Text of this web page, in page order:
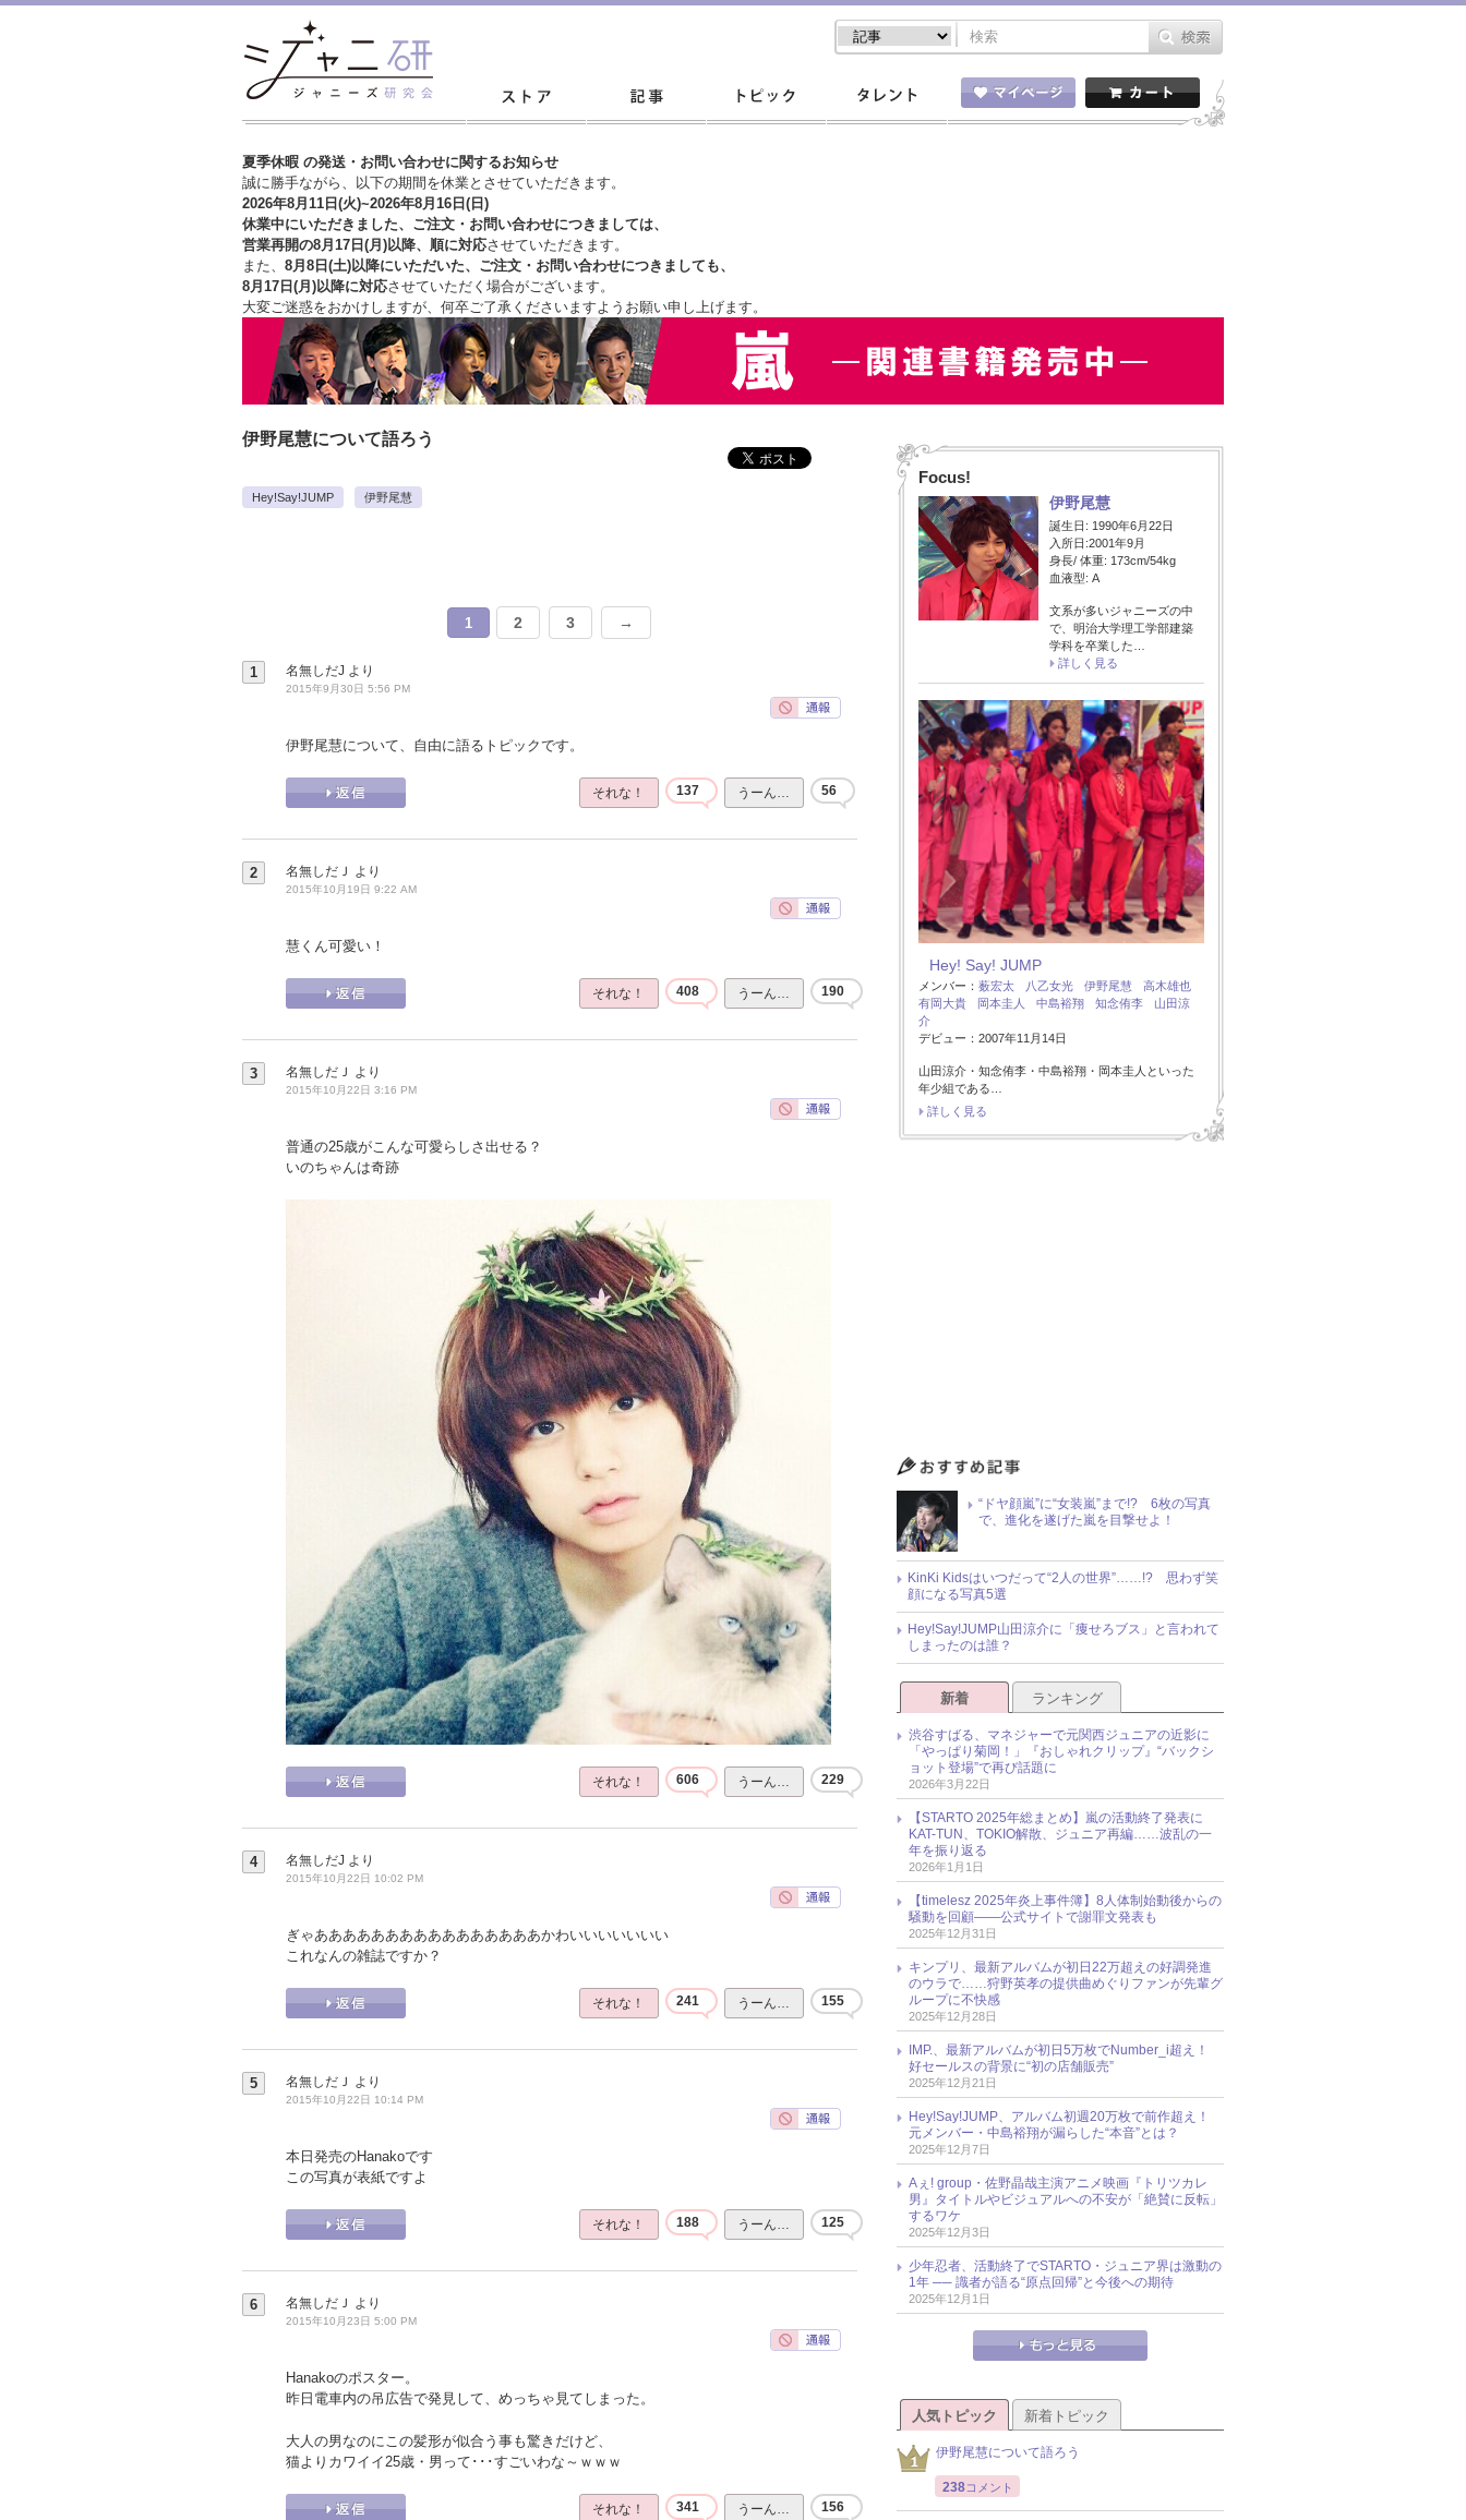
夏季休暇 の発送・お問い合わせに関するお知らせ
誠に勝手ながら、以下の期間を休業とさせていただきます。
2026年8月11日(火)~2026年8月16日(日)
休業中にいただきました、ご注文・お問い合わせにつきましては、
営業再開の8月17日(月)以降、順に対応させていただきます。
また、 8月8日(土)以降にいただいた、ご注文・ お問い合わせにつきましても、
8月17日(月)以降に対応させていただく場合がございます。
大変ご迷惑をおかけしますが、 何卒ご了承くださいますようお願い申し上げます。
伊野尾慧について語ろう
Hey!Say!JUMP 伊野尾慧
1 2 3 →
1 名無しだJ より
2015年9月30日 5:56 PM
伊野尾慧について、自由に語るトピックです。
それな！ 137 うーん… 56
2 名無しだＪ より
2015年10月19日 9:22 AM
慧くん可愛い！
それな！ 408 うーん… 190
3 名無しだＪ より
2015年10月22日 3:16 PM
普通の25歳がこんな可愛らしさ出せる？
いのちゃんは奇跡
それな！ 606 うーん… 229
4 名無しだJ より
2015年10月22日 10:02 PM
ぎゃああああああああああああああああかわいいいいいいい
これなんの雑誌ですか？
それな！ 241 うーん… 155
5 名無しだＪ より
2015年10月22日 10:14 PM
本日発売のHanakoです
この写真が表紙ですよ
それな！ 188 うーん… 125
6 名無しだＪ より
2015年10月23日 5:00 PM
Hanakoのポスター。
昨日電車内の吊広告で発見して、めっちゃ見てしまった。
大人の男なのにこの髪形が似合う事も驚きだけど、
猫よりカワイイ25歳・男って･･･すごいわな～ｗｗｗ
それな！ 341 うーん… 156
Focus!
伊野尾慧
誕生日: 1990年6月22日
入所日:2001年9月
身長/ 体重: 173cm/54kg
血液型: A
文系が多いジャニーズの中
で、明治大学理工学部建築
学科を卒業した…
詳しく見る
Hey! Say! JUMP
メンバー： 薮宏太 八乙女光 伊野尾慧
高木雄也
有岡大貴
岡本圭人 中島裕翔 知念侑李
山田涼
介
デビュー：2007年11月14日
山田涼介・知念侑李・中島裕翔・岡本圭人といった
年少組である…
詳しく見る
“ドヤ顔嵐”に“女装嵐”まで!? 6枚の写真
で、進化を遂げた嵐を目撃せよ！
KinKi Kidsはいつだって“2人の世界”……!? 思わず笑
顔になる写真5選
Hey!Say!JUMP山田涼介に「痩せろブス」と言われて
しまったのは誰？
新着 ランキング
渋谷すばる、マネジャーで元関西ジュニアの近影に
「やっぱり菊岡！」『おしゃれクリップ』“バックシ
ョット登場”で再び話題に
2026年3月22日
【STARTO 2025年総まとめ】嵐の活動終了発表に
KAT-TUN、TOKIO解散、ジュニア再編……波乱の一
年を振り返る
2026年1月1日
【timelesz 2025年炎上事件簿】8人体制始動後からの
騒動を回顧――公式サイトで謝罪文発表も
2025年12月31日
キンプリ、最新アルバムが初日22万超えの好調発進
のウラで……狩野英孝の提供曲めぐりファンが先輩グ
ループに不快感
2025年12月28日
IMP.、最新アルバムが初日5万枚でNumber_i超え！
好セールスの背景に“初の店舗販売”
2025年12月21日
Hey!Say!JUMP、アルバム初週20万枚で前作超え！
元メンバー・中島裕翔が漏らした“本音”とは？
2025年12月7日
Aぇ! group・佐野晶哉主演アニメ映画『トリツカレ
男』タイトルやビジュアルへの不安が「絶賛に反転」
するワケ
2025年12月3日
少年忍者、活動終了でSTARTO・ジュニア界は激動の
1年 ── 識者が語る“原点回帰”と今後への期待
2025年12月1日
人気トピック 新着トピック
伊野尾慧について語ろう
238コメント